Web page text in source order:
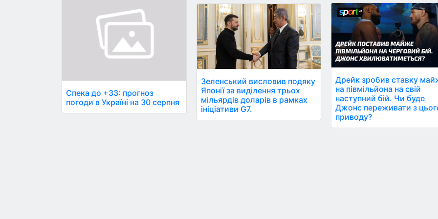
Спека до +33: прогноз
погоди в Україні на 30 серпня
Зеленський висловив подяку
Японії за виділення трьох
мільярдів доларів в рамках
ініціативи G7.
Дрейк зробив ставку
на півмільйона на свій
наступний бій. Чи буде
Джонс переживати з
приводу?